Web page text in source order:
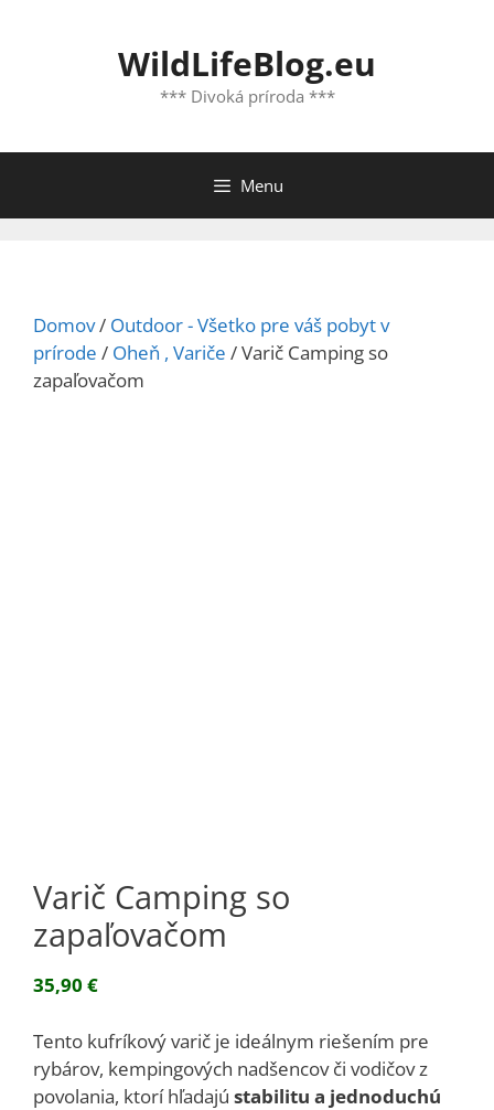
WildLifeBlog.eu
*** Divoká príroda ***
Menu
Domov/ Outdoor - Všetko pre váš pobyt v
prírode / Oheň , Variče / Varič Camping so
zapaľovačom
Varič Camping so
zapaľovačom
35,90 €
Tento kufríkový varič je ideálnym riešením pre
rybárov, kempingových nadšencov či vodičov z
povolania, ktorí hľadajú stabilitu a jednoduchú